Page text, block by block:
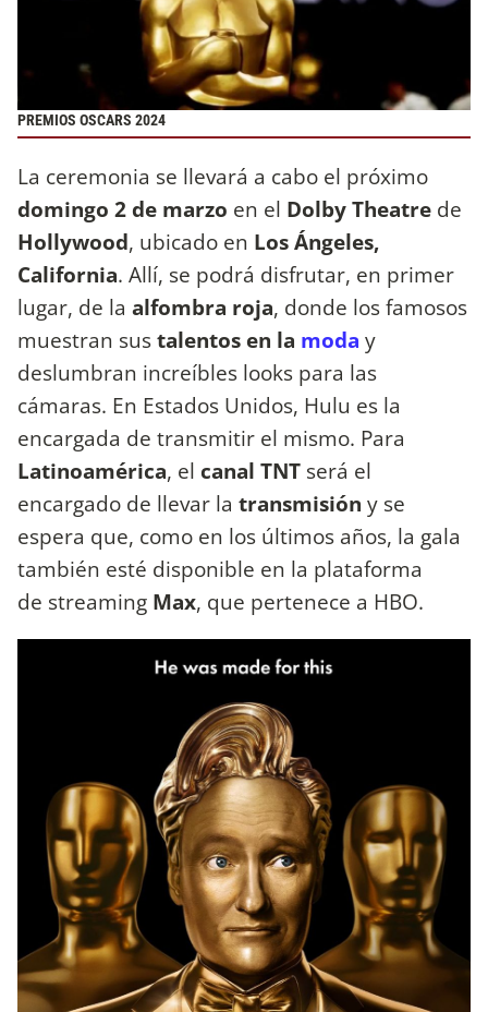
PREMIOS OSCARS 2024
La ceremonia se llevará a cabo el próximo
domingo 2 de marzo en el Dolby Theatre de
Hollywood, ubicado en Los Ángeles,
California. Allí, se podrá disfrutar, en primer
lugar, de la alfombra roja, donde los famosos
muestran sustalentos en la moda y
deslumbran increíbles looks para las
cámaras. En Estados Unidos, Hulu es la
encargada de transmitir el mismo. Para
Latinoamérica, el canal TNT será el
encargado de llevar la transmisión y se
espera que, como en los últimos años, la gala
también esté disponible en la plataforma
de streaming Max, que pertenece a HBO.